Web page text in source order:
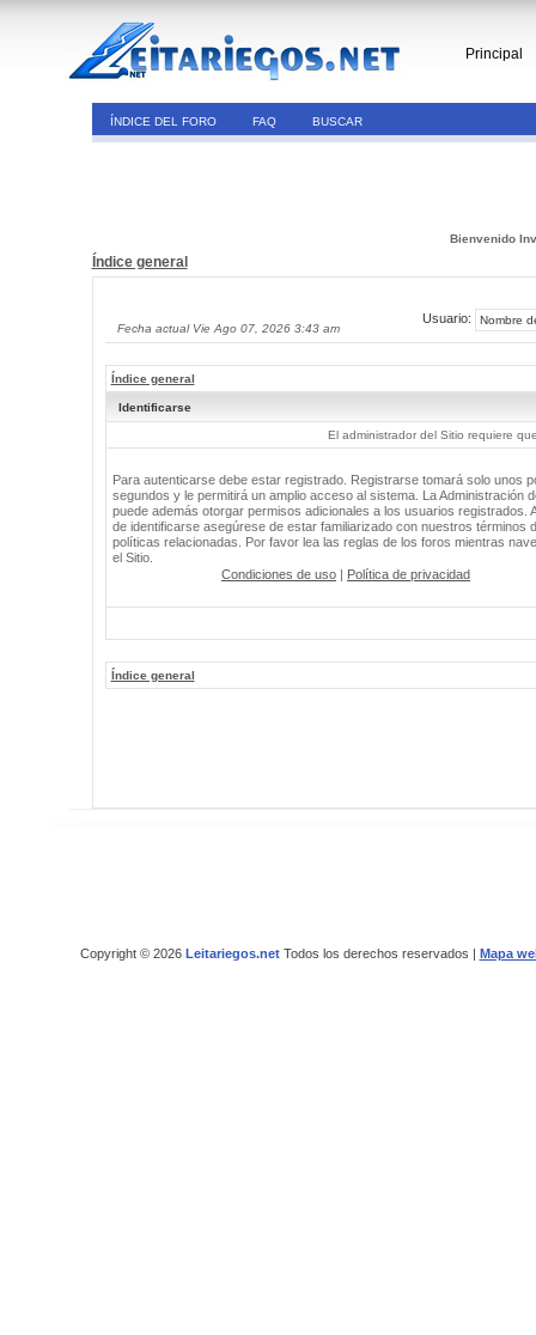
Principal
ÍNDICE DEL FORO FAQ BUSCAR
Bienvenido
Índice general
Fecha actual Vie Ago 07, 2026 3:43 am
Usuario:
Índice general
Identificarse
El administrador del Sitio requiere
Para autenticarse debe estar registrado. Registrarse tomará solo unos
segundos y le permitirá un amplio acceso al sistema. La Administración
puede además otorgar permisos adicionales a los usuarios registrados.
de identificarse asegúrese de estar familiarizado con nuestros términos
políticas relacionadas. Por favor lea las reglas de los foros mientras
el Sitio.
Condiciones de uso | Política de privacidad
Índice general
Copyright © 2026 Leitariegos.netTodos los derechos reservados | Mapa